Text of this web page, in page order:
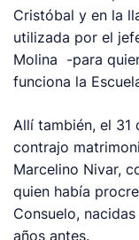
Cristóbal y en la
utilizada por el
Molina -para
funciona la
Allí también, el 31
contrajo
Marcelino Nivar,
quien había
Consuelo,
años antes.